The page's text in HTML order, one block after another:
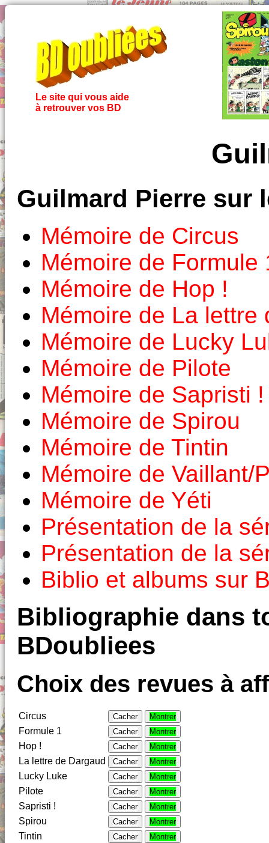
Le site qui vous aide
à retrouver vos BD
Guilmard Pierre sur
Mémoire de Circus
Mémoire de Formule
Mémoire de Hop !
Mémoire de La lettre
Mémoire de Lucky
Mémoire de Pilote
Mémoire de Sapristi !
Mémoire de Spirou
Mémoire de Tintin
Mémoire de Vaillant/
Mémoire de Yéti
Présentation de la
Présentation de la
Biblio et albums sur
Bibliographie dans
BDoubliees
Choix des revues à
Circus Cacher Montrer
Formule 1 Cacher Montrer
Hop ! Cacher Montrer
La lettre de Dargaud Cacher Montrer
Lucky Luke Cacher Montrer
Pilote Cacher Montrer
Sapristi ! Cacher Montrer
Spirou Cacher Montrer
Tintin Cacher Montrer